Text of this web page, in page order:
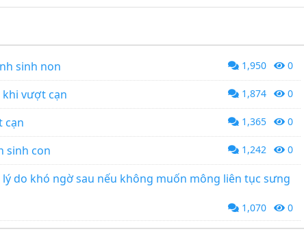
sinh non 0
1,950
khi vượt cạn 0
1,874
cạn 0
1,365
sinh con 0
1,242
do khó ngờ sau nếu không muốn mông liên tục sưng
0
1,070